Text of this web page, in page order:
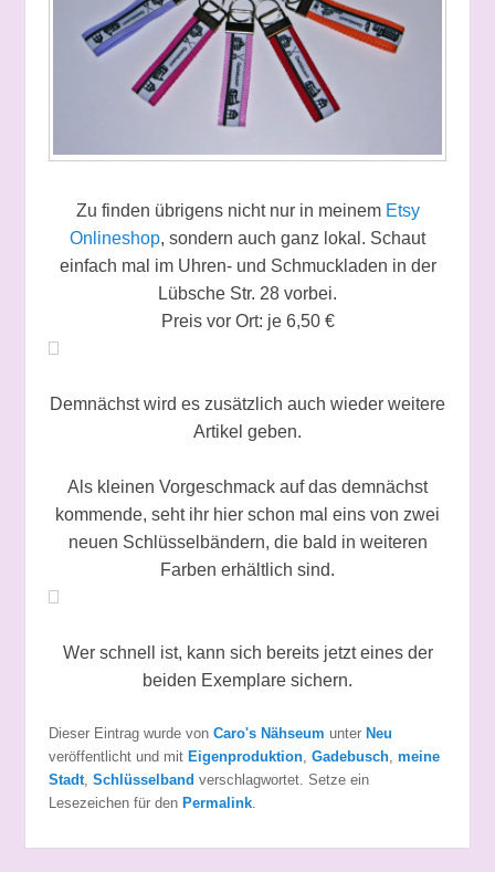
Zu finden übrigens nicht nur in meinem Etsy
Onlineshop, sondern auch ganz lokal. Schaut
einfach mal im Uhren- und Schmuckladen in der
Lübsche Str. 28 vorbei.
Preis vor Ort: je 6,50 €
Demnächst wird es zusätzlich auch wieder weitere
Artikel geben.
Als kleinen Vorgeschmack auf das demnächst
kommende, seht ihr hier schon mal eins von zwei
neuen Schlüsselbändern, die bald in weiteren
Farben erhältlich sind.
Wer schnell ist, kann sich bereits jetzt eines der
beiden Exemplare sichern.
Dieser Eintrag wurde von Caro's Nähseum unter Neu
veröffentlicht und mit Eigenproduktion, Gadebusch, meine
Stadt, Schlüsselband verschlagwortet. Setze ein
Lesezeichen für den Permalink.